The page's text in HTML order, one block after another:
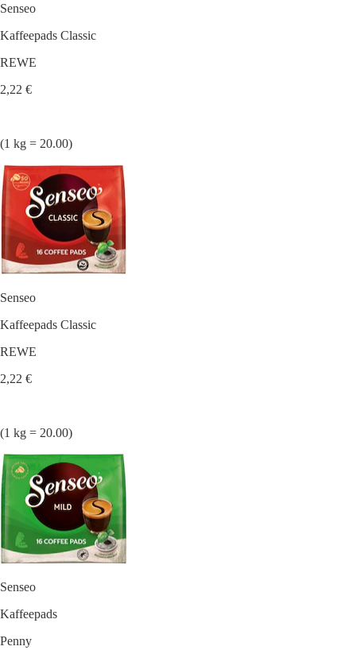
Senseo
Kaffeepads Classic
REWE
2,22 €
(1 kg = 20.00)
Senseo
Kaffeepads Classic
REWE
2,22 €
(1 kg = 20.00)
Senseo
Kaffeepads
Penny